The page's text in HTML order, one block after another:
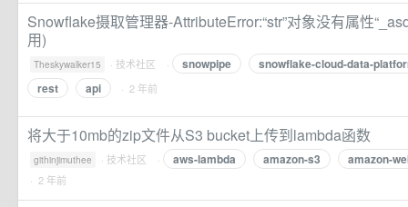
Snowflake摄取管理器-AttributeError:“str”对象没有属性
用)
Theskywalker15 · 技术社区 · snowpipe
snowflake-cloud-data-
rest
api · 2 年前
将大于10mb的zip文件从S3 bucket上传到lambda函数
githinjimuthee · 技术社区 · aws-lambda amazon-s3 amazon-
· 2 年前